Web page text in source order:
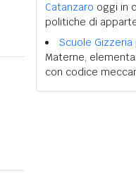
Catanzaro oggi in
politiche di
Scuole Gizzeria
Materne,
con codice